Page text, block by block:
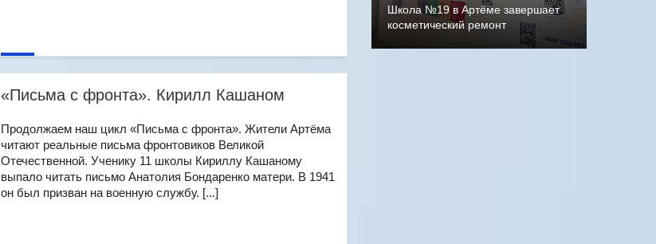
«Письма с фронта». Кирилл Кашаном
Продолжаем наш цикл «Письма с фронта». Жители Артёма
читают реальные письма фронтовиков Великой
Отечественной. Ученику 11 школы Кириллу Кашаному
выпало читать письмо Анатолия Бондаренко матери. В 1941
он был призван на военную службу. [...]
Школа №19 в Артёме завершает
косметический ремонт